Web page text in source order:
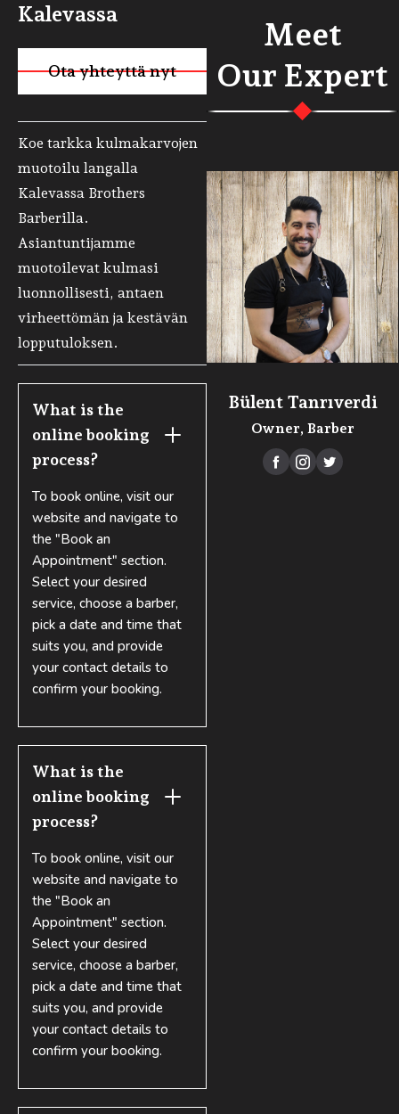
Kalevassa
Ota yhteyttä nyt
Käy sivulla
Koe tarkka kulmakarvojen
muotoilu langalla
Kalevassa Brothers
Barberilla.
Asiantuntijamme
muotoilevat kulmasi
luonnollisesti, antaen
virheettömän ja kestävän
lopputuloksen.
What is the
online booking
process?
To book online, visit our
website and navigate to
the "Book an
Appointment" section.
Select your desired
service, choose a barber,
pick a date and time that
suits you, and provide
your contact details to
confirm your booking.
What is the
online booking
process?
To book online, visit our
website and navigate to
the "Book an
Appointment" section.
Select your desired
service, choose a barber,
pick a date and time that
suits you, and provide
your contact details to
confirm your booking.
Meet
Our Expert
Bülent Tanrıverdi
Owner, Barber
  